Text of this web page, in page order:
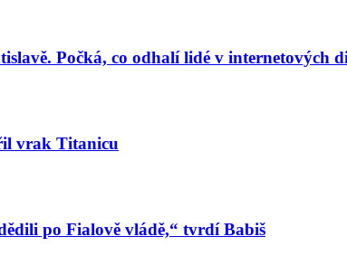
Počká, co odhalí lidé v internetových
vrak Titanicu
po Fialově vládě,“ tvrdí Babiš